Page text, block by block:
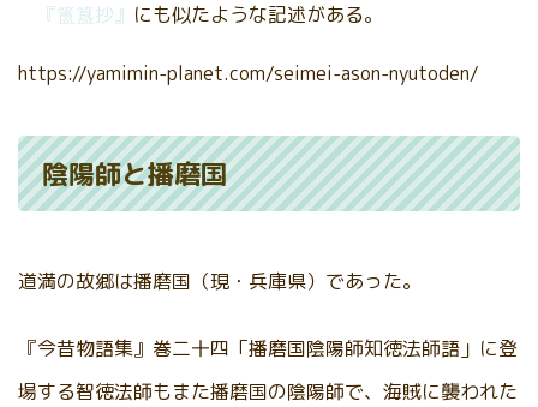
『簠簋抄』 にも似たような記述がある。
https://yamimin-planet.com/seimei-ason-nyutoden/
陰陽師と播磨国
道満の故郷は播磨国（現・兵庫県）であった。
『今昔物語集』巻二十四「播磨国陰陽師知徳法師語」に登
場する智徳法師もまた播磨国の陰陽師で、海賊に襲われた